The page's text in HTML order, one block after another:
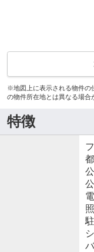
※地図上に表示される物件の
の物件所在地とは異なる場合
特徴